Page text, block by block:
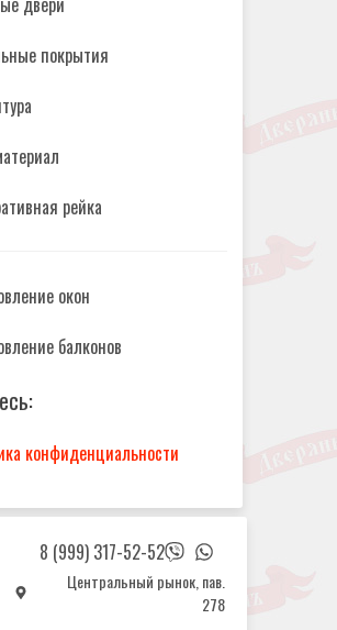
покрытия
рейка
окон
балконов
конфиденциальности
8 (999) 317-52-52
Центральный рынок, пав.
278